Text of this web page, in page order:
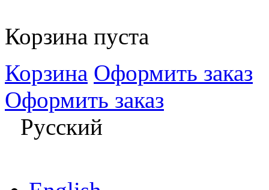
Корзина пуста
Корзина Оформить заказ
Оформить заказ
Русский